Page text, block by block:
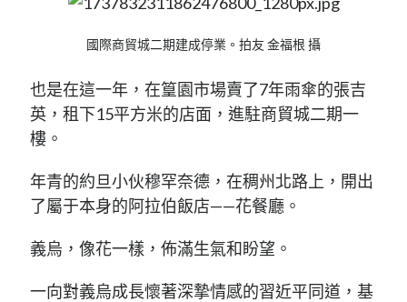
國際商貿城二期建成停業。拍友 金福根 攝
也是在這一年，在篁園市場賣了7年雨傘的張吉
英，租下15平方米的店面，進駐商貿城二期一
樓。
年青的約旦小伙穆罕奈德，在稠州北路上，開出
了屬于本身的阿拉伯飯店——花餐廳。
義烏，像花一樣，佈滿生氣和盼望。
一向對義烏成長懷著深摯情感的習近平同道，基